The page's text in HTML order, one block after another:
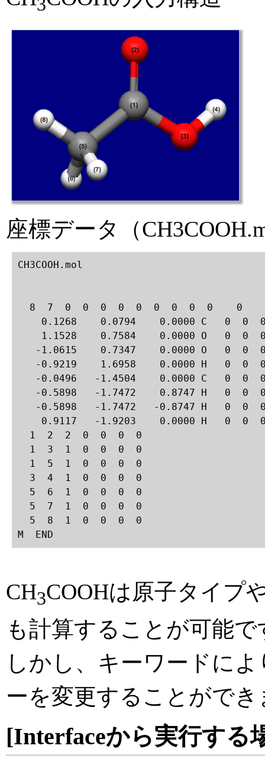
3
座標データ（
CH3COOH.mol
  8  7  0  0  0  0  0  0  0  0  0    0
0.1268    0.0794    0.0000 C   0  0
1.1528    0.7584    0.0000 O   0  0
-1.0615    0.7347    0.0000 O   0  0
-0.9219    1.6958    0.0000 H   0  0
-0.0496   -1.4504    0.0000 C   0  0
-0.5898   -1.7472    0.8747 H   0  0
-0.5898   -1.7472   -0.8747 H   0  0
0.9117   -1.9203    0.0000 H   0  0
  1  2  2  0  0  0  0
  1  3  1  0  0  0  0
  1  5  1  0  0  0  0
  3  4  1  0  0  0  0
  5  6  1  0  0  0  0
  5  7  1  0  0  0  0
  5  8  1  0  0  0  0
M  END
CH3COOHは原子タイプ
も計算することが可能で
しかし、キーワードに
ーを変更することができ
[Interfaceから実行する